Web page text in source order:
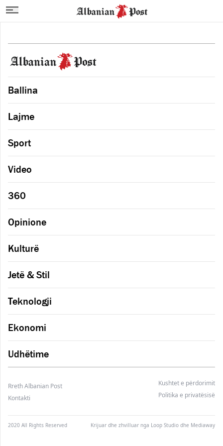
Ballina
Lajme
Sport
Video
360
Opinione
Kulturë
Jetë & Stil
Teknologji
Ekonomi
Udhëtime
Rreth Albanian Post
Kushtet e përdorimit
Kontakti
Politika e privatësisë
2020 All Rights Reserved Krijuar dhe zhvilluar nga Loop Studio dhe Mediaway